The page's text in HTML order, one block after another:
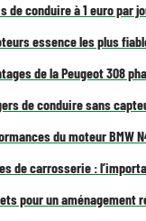
de conduire à 1 euro par
essence les plus
de la Peugeot 308
de conduire sans
du moteur BMW
de carrosserie :
pour un aménagement